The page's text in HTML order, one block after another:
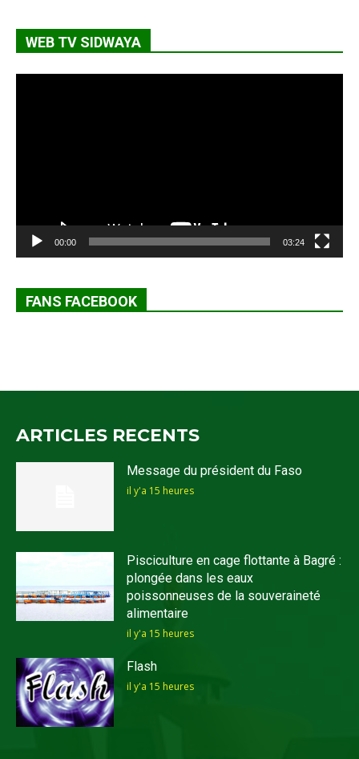
WEB TV SIDWAYA
00:00 03:24
FANS FACEBOOK
ARTICLES RECENTS
Message du président du Faso
il y'a 15 heures
Pisciculture en cage flottante à Bagré :
plongée dans les eaux
poissonneuses de la souveraineté
alimentaire
il y'a 15 heures
Flash
il y'a 15 heures